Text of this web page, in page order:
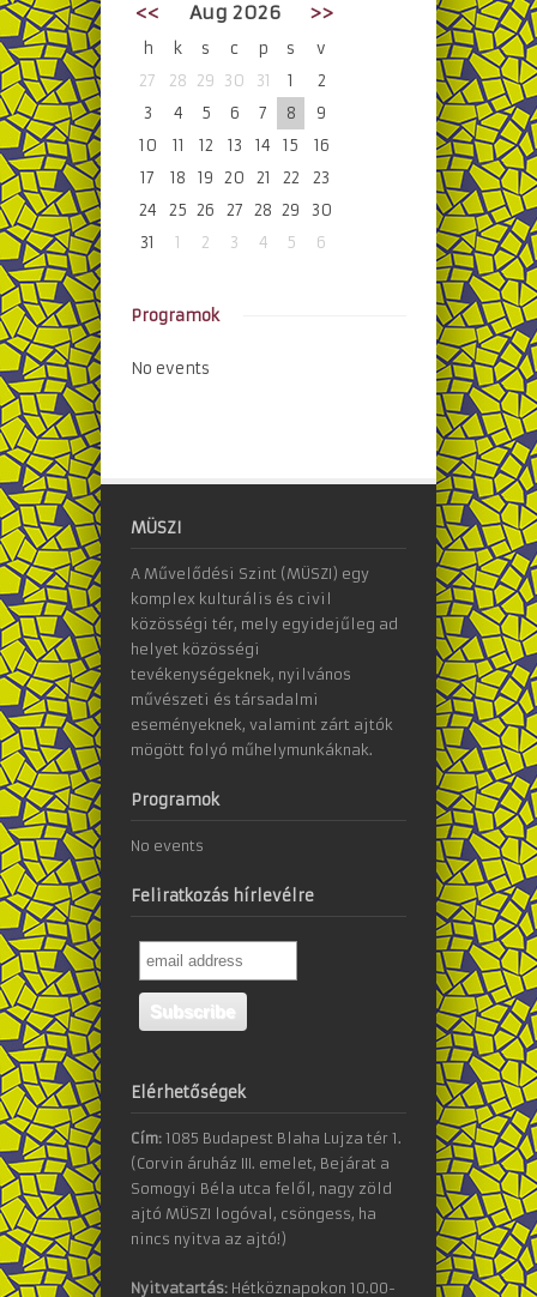
<< Aug 2026 >>
h k s c p s
v
27
28 29 30 31 1
2
3
4 5 6 7 8
9
10
11 12 13 14 15
16
17
18 19 20 21 22
23
24
25 26 27 28 29
30
31
1 2 3 4 5 6
Programok
No events
MÜSZI
A Művelődési Szint (MÜSZI) egy
komplex kulturális és civil
közösségi tér, mely egyidejűleg ad
helyet közösségi
tevékenységeknek, nyilvános
művészeti és társadalmi
eseményeknek, valamint zárt ajtók
mögött folyó műhelymunkáknak.
Programok
No events
Feliratkozás hírlevélre
Elérhetőségek
Cím: 1085 Budapest Blaha Lujza tér 1.
(Corvin áruház III. emelet, Bejárat a
Somogyi Béla utca felől, nagy zöld
ajtó MÜSZI logóval, csöngess, ha
nincs nyitva az ajtó!)
Nyitvatartás: Hétköznapokon 10.00-